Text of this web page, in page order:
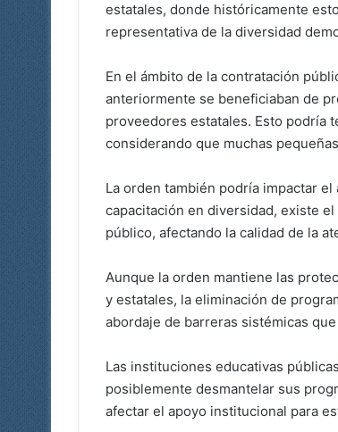
estatales, donde históricamente
representativa de la diversidad
En el ámbito de la contratación
anteriormente se beneficiaban de
proveedores estatales. Esto podría
considerando que muchas
La orden también podría impactar
capacitación en diversidad, existe
público, afectando la calidad de la
Aunque la orden mantiene las
y estatales, la eliminación de
abordaje de barreras sistémicas
Las instituciones educativas
posiblemente desmantelar sus
afectar el apoyo institucional para